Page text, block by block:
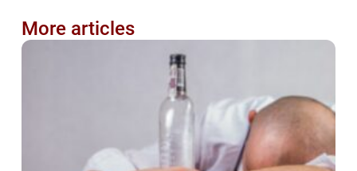
More articles